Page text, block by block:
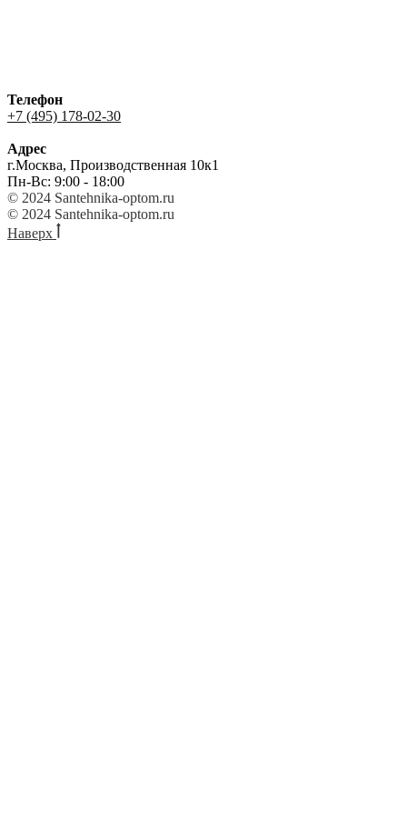
Телефон
+7 (495) 178-02-30
Адрес
г.Москва, Производственная 10к1
Пн-Вс: 9:00 - 18:00
© 2024 Santehnika-optom.ru
© 2024 Santehnika-optom.ru
Наверх